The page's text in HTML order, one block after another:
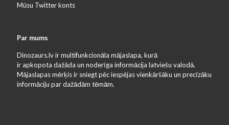
Mūsu Twitter konts
Par mums
Dinozaurs.lv ir multifunkcionāla mājaslapa, kurā
ir apkopota dažāda un noderīga informācija latviešu valodā.
Mājaslapas mērķis ir sniegt pēc iespējas vienkāršāku un precīzāku
informāciju par dažādām tēmām.